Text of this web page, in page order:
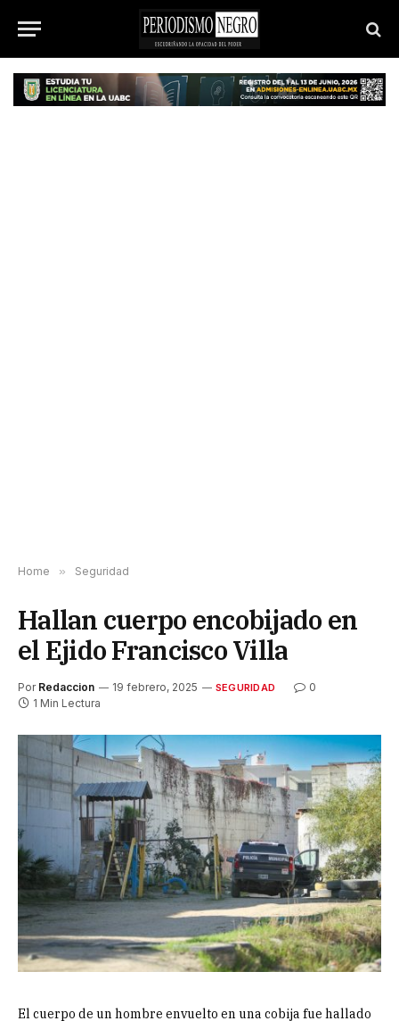
Home » Seguridad
Hallan cuerpo encobijado en
el Ejido Francisco Villa
Por Redaccion 19 febrero, 2025 SEGURIDAD
0
1 Min Lectura
El cuerpo de un hombre envuelto en una cobija fue hallado